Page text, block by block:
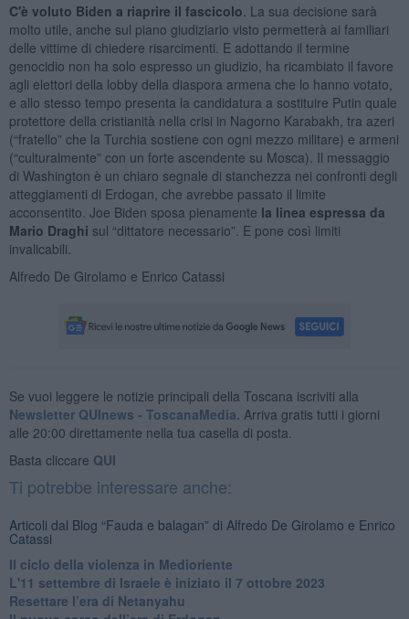
C'è voluto Biden a riaprire il fascicolo . La sua decisione sarà
molto utile, anche sul piano giudiziario visto permetterà ai familiari
delle vittime di chiedere risarcimenti. E adottando il termine
genocidio non ha solo espresso un giudizio, ha ricambiato il favore
agli elettori della lobby della diaspora armena che lo hanno votato,
e allo stesso tempo presenta la candidatura a sostituire Putin quale
protettore della cristianità nella crisi in Nagorno Karabakh, tra azeri
(“fratello” che la Turchia sostiene con ogni mezzo militare) e armeni
(“culturalmente” con un forte ascendente su Mosca). Il messaggio
di Washington è un chiaro segnale di stanchezza nei confronti degli
atteggiamenti di Erdogan, che avrebbe passato il limite
acconsentito. Joe Biden sposa pienamente la linea espressa da
Mario Draghi sul “dittatore necessario”. E pone così limiti
invalicabili.
Alfredo De Girolamo e Enrico Catassi
Se vuoi leggere le notizie principali della Toscana iscriviti alla
Newsletter QUInews - ToscanaMedia. Arriva gratis tutti i giorni
alle 20:00 direttamente nella tua casella di posta.
Basta cliccare QUI
Ti potrebbe interessare anche:
Articoli dal Blog “Fauda e balagan” di Alfredo De Girolamo e Enrico
Catassi
Il ciclo della violenza in Medioriente
L'11 settembre di Israele è iniziato il 7 ottobre 2023
Resettare l’era di Netanyahu